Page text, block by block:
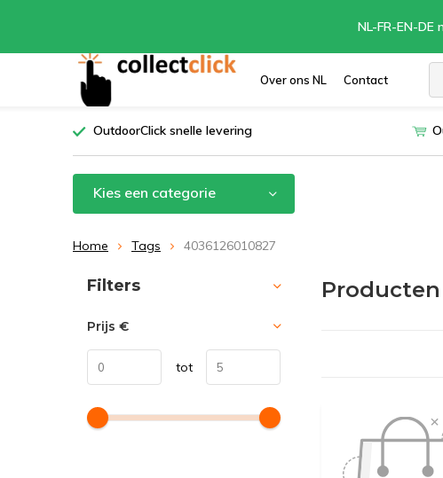
Over ons NL Contact
NL-FR-EN-DE
OutdoorClick snelle levering
Kies een categorie
Home Tags 4036126010827
Producten
Sorteren op:
Filters
Prijs €
tot